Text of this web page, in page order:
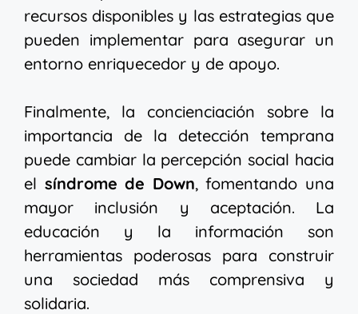
recursos disponibles y las estrategias que
pueden implementar para asegurar un
entorno enriquecedor y de apoyo.
Finalmente, la concienciación sobre la
importancia de la detección temprana
puede cambiar la percepción social hacia
el síndrome de Down, fomentando una
mayor inclusión y aceptación. La
educación y la información son
herramientas poderosas para construir
una sociedad más comprensiva y
solidaria.